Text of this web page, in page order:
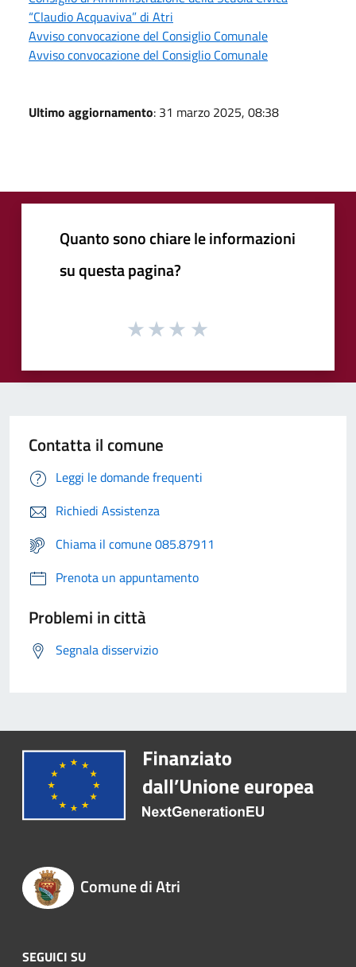
“Claudio Acquaviva” di Atri
Avviso convocazione del Consiglio Comunale
Avviso convocazione del Consiglio Comunale
Ultimo aggiornamento: 31 marzo 2025, 08:38
Quanto sono chiare le informazioni
su questa pagina?
Contatta il comune
Leggi le domande frequenti
Richiedi Assistenza
Chiama il comune 085.87911
Prenota un appuntamento
Problemi in città
Segnala disservizio
Comune di Atri
SEGUICI SU